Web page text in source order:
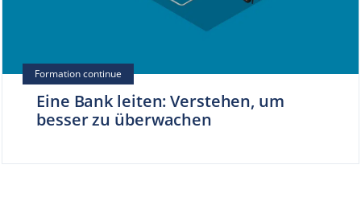
Eine Bank leiten: Verstehen, um
besser zu überwachen